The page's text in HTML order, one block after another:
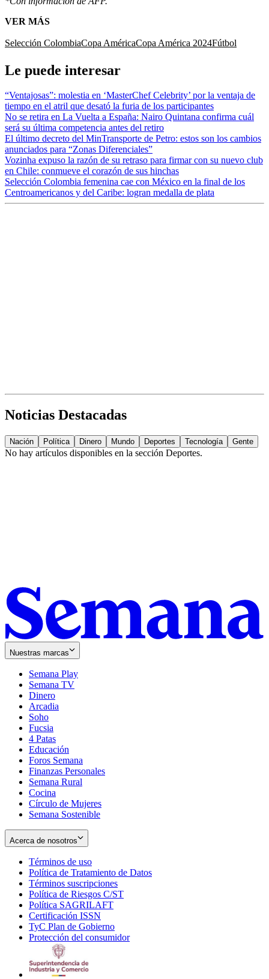
VER MÁS
Selección ColombiaCopa AméricaCopa América 2024Fútbol
Le puede interesar
“Ventajosas”: molestia en ‘MasterChef Celebrity’ por la ventaja de
tiempo en el atril que desató la furia de los participantes
No se retira en La Vuelta a España: Nairo Quintana confirma cuál
será su última competencia antes del retiro
El último decreto del MinTransporte de Petro: estos son los cambios
anunciados para “Zonas Diferenciales”
Vozinha expuso la razón de su retraso para firmar con su nuevo club
en Chile: conmueve el corazón de sus hinchas
Selección Colombia femenina cae con México en la final de los
Centroamericanos y del Caribe: logran medalla de plata
Noticias Destacadas
Nación Política Dinero Mundo Deportes Tecnología Gente
No hay artículos disponibles en la sección Deportes.
Nuestras marcas
Semana Play
Semana TV
Dinero
Arcadia
Soho
in
new
window
Fucsia
in
new
window
4 Patas
Educación
Foros Semana
Finanzas Personales
Semana Rural
Cocina
Círculo de Mujeres
Semana Sostenible
Acerca de nosotros
Términos de uso
in
new
window
Política de Tratamiento de Datos
Términos suscripciones
in
Política de Riesgos C/ST
Política SAGRILAFT
new
window
Certificación ISSN
in
new
TyC Plan de Gobierno
in
Protección del consumidorOpens